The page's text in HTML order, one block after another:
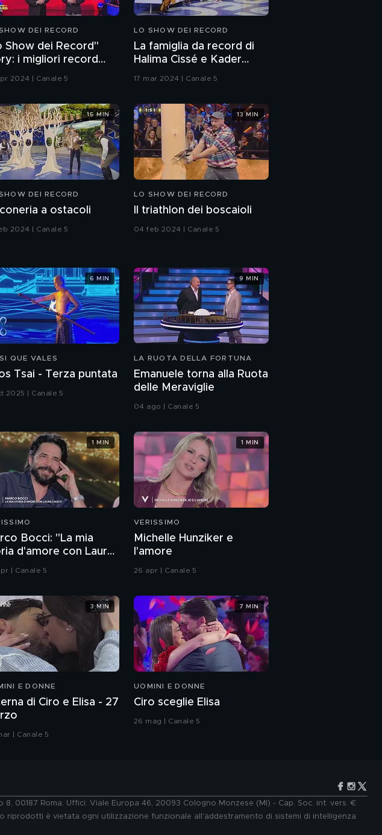
DEI RECORD
Show dei Record"
i migliori record
2024 | Canale 5
LO SHOW DEI RECORD
La famiglia da record di
Halima Cissé e Kader
17 mar 2024 | Canale 5
DEI RECORD
a ostacoli
2024 | Canale 5
15 MIN
LO SHOW DEI RECORD
Il triathlon dei boscaioli
04 feb 2024 | Canale 5
13 MIN
QUE VALES
Tsai - Terza puntata
2025 | Canale 5
6 MIN
LA RUOTA DELLA FORTUNA
Emanuele torna alla Ruota
delle Meraviglie
04 ago | Canale 5
9 MIN
Bocci: "La mia
d'amore con Laura
| Canale 5
1 MIN
VERISSIMO
Michelle Hunziker e
l'amore
26 apr | Canale 5
1 MIN
E DONNE
di Ciro e Elisa - 27
| Canale 5
3 MIN
UOMINI E DONNE
Ciro sceglie Elisa
26 mag | Canale 5
7 MIN
00187 Roma. Uffici: Viale Europa 46, 20093 Cologno Monzese (MI) - Cap. Soc. int. vers. €
è vietata ogni utilizzazione funzionale all'addestramento di sistemi di intelligenza